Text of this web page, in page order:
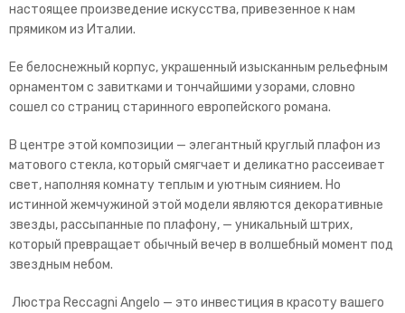
настоящее произведение искусства, привезенное к нам
прямиком из Италии.
Ее белоснежный корпус, украшенный изысканным рельефным
орнаментом с завитками и тончайшими узорами, словно
сошел со страниц старинного европейского романа.
В центре этой композиции — элегантный круглый плафон из
матового стекла, который смягчает и деликатно рассеивает
свет, наполняя комнату теплым и уютным сиянием. Но
истинной жемчужиной этой модели являются декоративные
звезды, рассыпанные по плафону, — уникальный штрих,
который превращает обычный вечер в волшебный момент под
звездным небом.
Люстра Reccagni Angelo — это инвестиция в красоту вашего